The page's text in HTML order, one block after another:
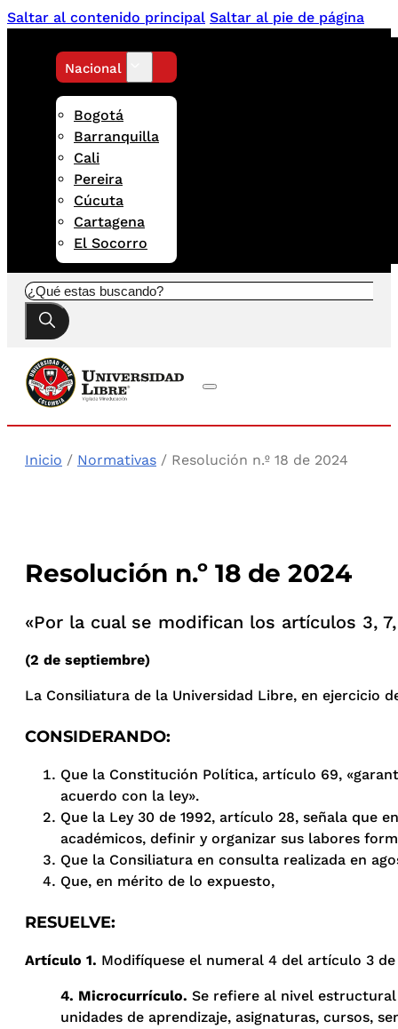
Saltar al contenido principal Saltar al pie de página
Nacional
Bogotá
Barranquilla
Cali
Pereira
Cúcuta
Cartagena
El Socorro
Buscar
Inicio / Normativas / Resolución n.º 18 de 2024
Resolución n.º 18 de 2024
«Por la cual se modifican los artículos 3,
(2 de septiembre)
La Consiliatura de la Universidad Libre, en ejercicio
CONSIDERANDO:
Que la Constitución Política, artículo 69,
acuerdo con la ley».
Que la Ley 30 de 1992, artículo 28, señala que
académicos, definir y organizar sus labores
Que la Consiliatura en consulta realizada en
Que, en mérito de lo expuesto,
RESUELVE:
Artículo 1. Modifíquese el numeral 4 del artículo 3
4. Microcurrículo. Se refiere al nivel
unidades de aprendizaje, asignaturas, cursos,